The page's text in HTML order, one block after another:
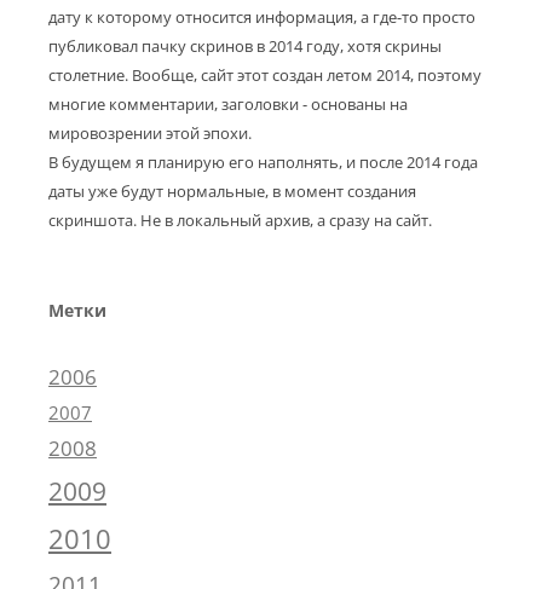
дату к которому относится информация, а где-то просто
публиковал пачку скринов в 2014 году, хотя скрины
столетние. Вообще, сайт этот создан летом 2014, поэтому
многие комментарии, заголовки - основаны на
мировозрении этой эпохи.
В будущем я планирую его наполнять, и после 2014 года
даты уже будут нормальные, в момент создания
скриншота. Не в локальный архив, а сразу на сайт.
Метки
2006
2007
2008
2009
2010